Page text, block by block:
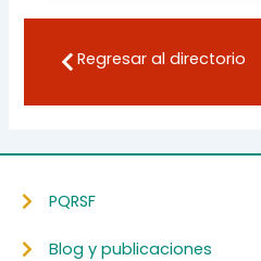
Regresar al directorio
PQRSF
Blog y publicaciones